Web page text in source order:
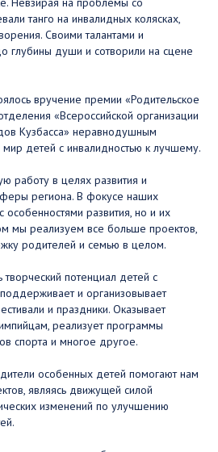
танго на инвалидных колясках,
Своими талантами и
глубины души и сотворили на сцене
вручение премии «Родительское
«Всероссийской организации
Кузбасса» неравнодушным
детей с инвалидностью к лучшему.
работу в целях развития и
региона. В фокусе наших
особенностями развития, но и их
мы реализуем все больше проектов,
родителей и семью в целом.
творческий потенциал детей с
и организовывает
и праздники. Оказывает
реализует программы
спорта и многое другое.
особенных детей помогают нам
являясь движущей силой
изменений по улучшению